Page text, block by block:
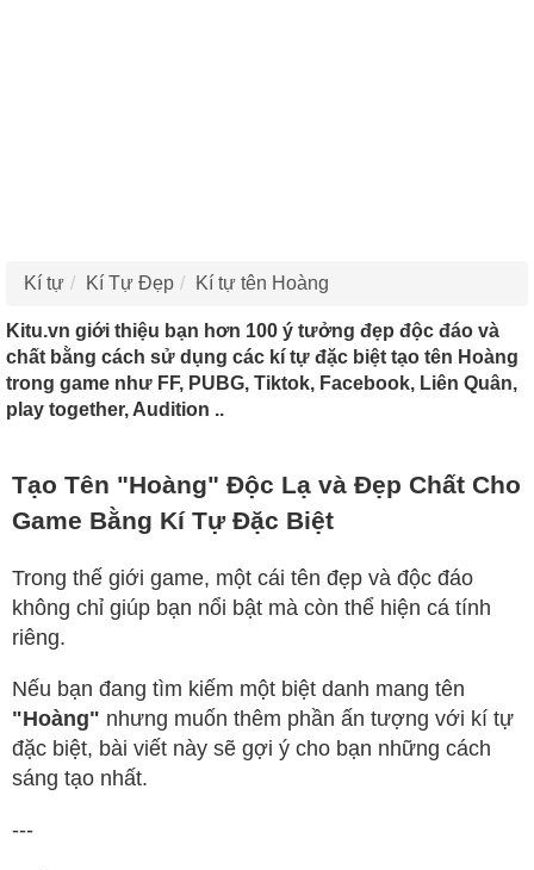
Kí tự Kí Tự Đẹp Kí tự tên Hoàng
Kitu.vn giới thiệu bạn hơn 100 ý tưởng đẹp độc đáo và
chất bằng cách sử dụng các kí tự đặc biệt tạo tên Hoàng
trong game như FF, PUBG, Tiktok, Facebook, Liên Quân,
play together, Audition ..
Tạo Tên "Hoàng" Độc Lạ và Đẹp Chất Cho
Game Bằng Kí Tự Đặc Biệt
Trong thế giới game, một cái tên đẹp và độc đáo
không chỉ giúp bạn nổi bật mà còn thể hiện cá tính
riêng.
Nếu bạn đang tìm kiếm một biệt danh mang tên
"Hoàng" nhưng muốn thêm phần ấn tượng với kí tự
đặc biệt, bài viết này sẽ gợi ý cho bạn những cách
sáng tạo nhất.
---